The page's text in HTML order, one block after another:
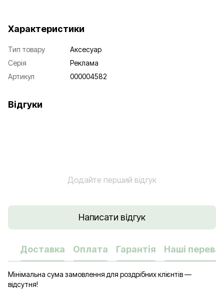
Характеристики
Тип товару
Аксесуар
Серія
Реклама
Артикул
000004582
Відгуки
Додайте перший відгук
Написати відгук
Доставка Оплата Гарантія Наші
Мінімальна сума замовлення для роздрібних клієнтів —
відсутня!